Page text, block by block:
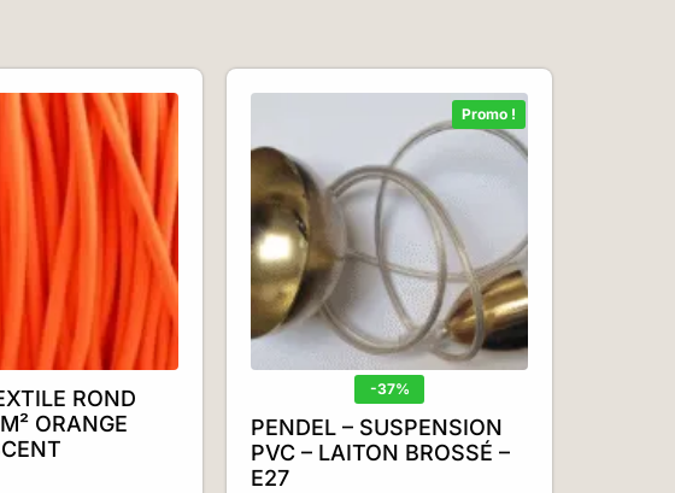
ROND
ORANGE
Promo !
-37%
PENDEL – SUSPENSION
PVC – LAITON BROSSÉ –
E27